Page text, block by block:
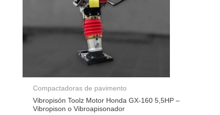
Compactadoras de pavimento
Vibropisón Toolz Motor Honda GX-160 5,5HP –
Vibropison o Vibroapisonador